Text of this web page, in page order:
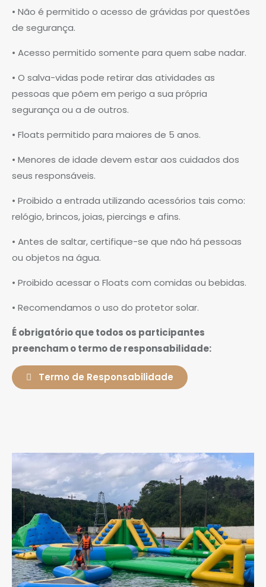
• Não é permitido o acesso de grávidas por questões
de segurança.
• Acesso permitido somente para quem sabe nadar.
• O salva-vidas pode retirar das atividades as
pessoas que põem em perigo a sua própria
segurança ou a de outros.
• Floats permitido para maiores de 5 anos.
• Menores de idade devem estar aos cuidados dos
seus responsáveis.
• Proibido a entrada utilizando acessórios tais como:
relógio, brincos, joias, piercings e afins.
• Antes de saltar, certifique-se que não há pessoas
ou objetos na água.
• Proibido acessar o Floats com comidas ou bebidas.
• Recomendamos o uso do protetor solar.
É obrigatório que todos os participantes
preencham o termo de responsabilidade:
Termo de Responsabilidade